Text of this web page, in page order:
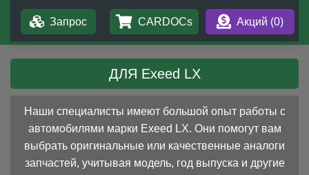
Запрос CARDOCs Акций (0)
ДЛЯ Exeed LX
Наши специалисты имеют большой опыт работы с
автомобилями марки Exeed LX. Они помогут вам
выбрать оригинальные или качественные аналоги
запчастей, учитывая модель, год выпуска и другие